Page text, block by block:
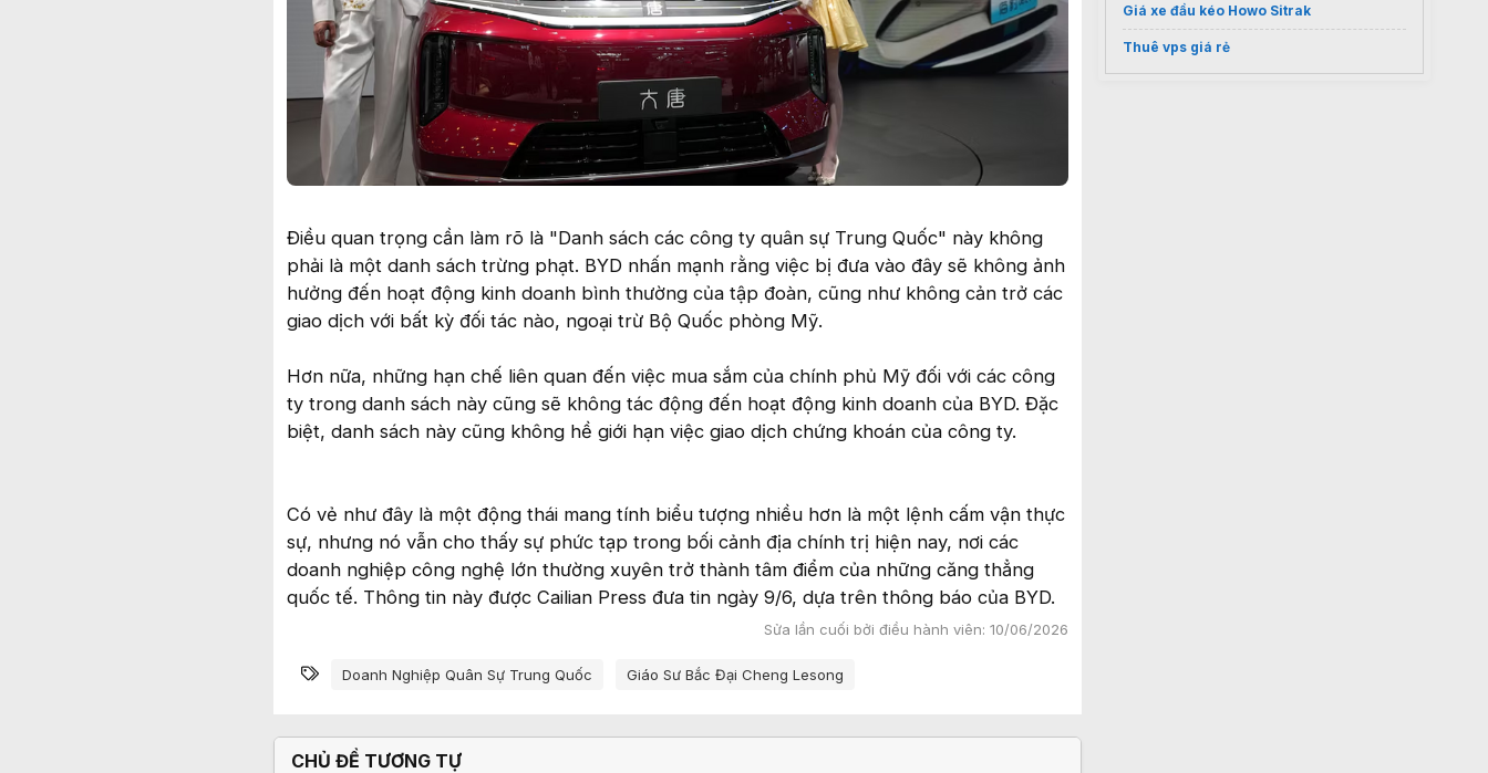
Điều quan trọng cần làm rõ là "Danh sách các công ty quân sự Trung Quốc" này không
phải là một danh sách trừng phạt. BYD nhấn mạnh rằng việc bị đưa vào đây sẽ không ảnh
hưởng đến hoạt động kinh doanh bình thường của tập đoàn, cũng như không cản trở các
giao dịch với bất kỳ đối tác nào, ngoại trừ Bộ Quốc phòng Mỹ.
Hơn nữa, những hạn chế liên quan đến việc mua sắm của chính phủ Mỹ đối với các công
ty trong danh sách này cũng sẽ không tác động đến hoạt động kinh doanh của BYD. Đặc
biệt, danh sách này cũng không hề giới hạn việc giao dịch chứng khoán của công ty.
Có vẻ như đây là một động thái mang tính biểu tượng nhiều hơn là một lệnh cấm vận thực
sự, nhưng nó vẫn cho thấy sự phức tạp trong bối cảnh địa chính trị hiện nay, nơi các
doanh nghiệp công nghệ lớn thường xuyên trở thành tâm điểm của những căng thẳng
quốc tế. Thông tin này được Cailian Press đưa tin ngày 9/6, dựa trên thông báo của BYD.
Sửa lần cuối bởi điều hành viên: 10/06/2026
Từ khóa
Doanh Nghiệp Quân Sự Trung Quốc Giáo Sư Bắc Đại Cheng Lesong
CHỦ ĐỀ TƯƠNG TỰ
Giá xe đầu kéo Howo Sitrak
Thuê vps giá rẻ